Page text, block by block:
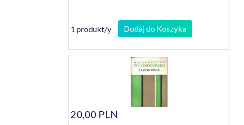
1 produkt/y Dodaj do Koszyka
20,00 PLN